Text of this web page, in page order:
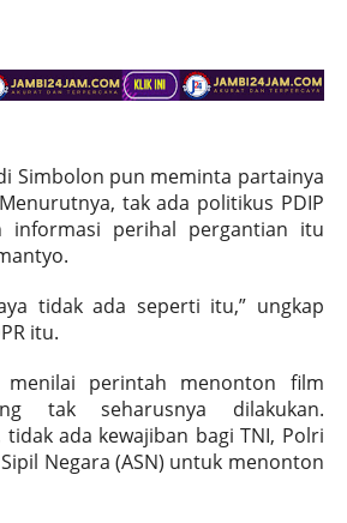
Simbolon pun meminta partainya
tak ada politikus PDIP
informasi perihal pergantian itu
tidak ada seperti itu,” ungkap
itu.
menilai perintah menonton film
tak seharusnya dilakukan.
tidak ada kewajiban bagi TNI, Polri
Negara (ASN) untuk menonton